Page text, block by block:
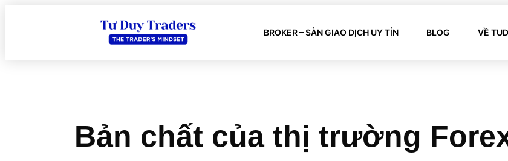
BROKER – SÀN GIAO DỊCH UY TÍN BLOG VỀ
Bản chất của thị trường